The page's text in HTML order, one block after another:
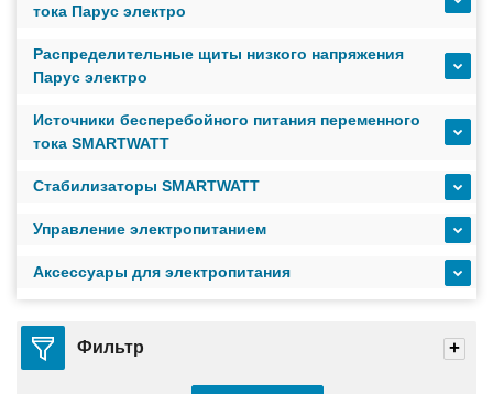
С 3–4 ноября 2025 г. инвентаризация на складе. Отгрузка
масштабируемым временем автономной работы в
зависимости от подключаемых внешних АКБ
подстанций
тока Парус электро
Распределительные щиты низкого напряжения
Парус электро
Источники бесперебойного питания переменного
тока SMARTWATT
Стабилизаторы SMARTWATT
Управление электропитанием
Аксессуары для электропитания
Фильтр